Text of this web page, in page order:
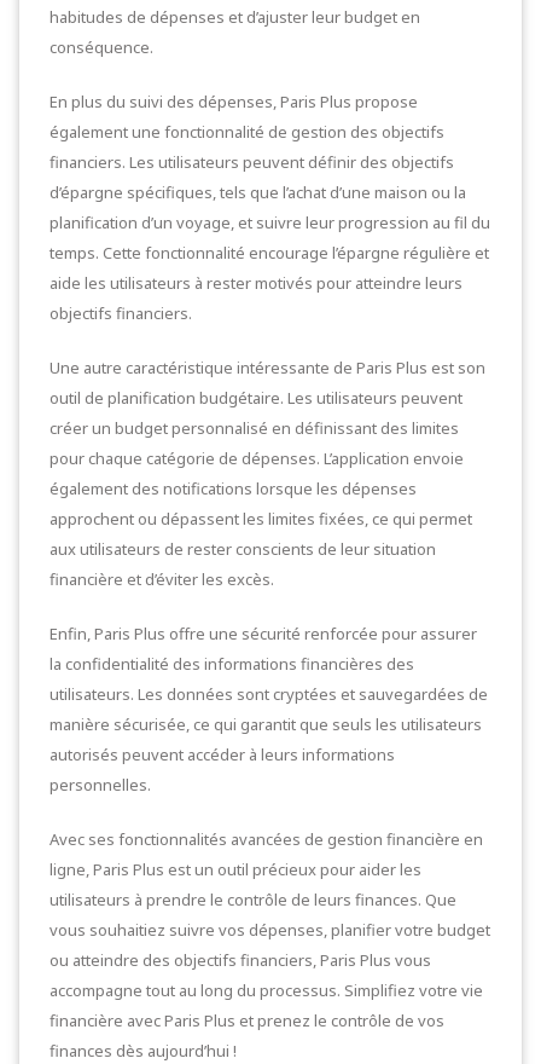
habitudes de dépenses et d’ajuster leur budget en
conséquence.
En plus du suivi des dépenses, Paris Plus propose
également une fonctionnalité de gestion des objectifs
financiers. Les utilisateurs peuvent définir des objectifs
d’épargne spécifiques, tels que l’achat d’une maison ou la
planification d’un voyage, et suivre leur progression au fil du
temps. Cette fonctionnalité encourage l’épargne régulière et
aide les utilisateurs à rester motivés pour atteindre leurs
objectifs financiers.
Une autre caractéristique intéressante de Paris Plus est son
outil de planification budgétaire. Les utilisateurs peuvent
créer un budget personnalisé en définissant des limites
pour chaque catégorie de dépenses. L’application envoie
également des notifications lorsque les dépenses
approchent ou dépassent les limites fixées, ce qui permet
aux utilisateurs de rester conscients de leur situation
financière et d’éviter les excès.
Enfin, Paris Plus offre une sécurité renforcée pour assurer
la confidentialité des informations financières des
utilisateurs. Les données sont cryptées et sauvegardées de
manière sécurisée, ce qui garantit que seuls les utilisateurs
autorisés peuvent accéder à leurs informations
personnelles.
Avec ses fonctionnalités avancées de gestion financière en
ligne, Paris Plus est un outil précieux pour aider les
utilisateurs à prendre le contrôle de leurs finances. Que
vous souhaitiez suivre vos dépenses, planifier votre budget
ou atteindre des objectifs financiers, Paris Plus vous
accompagne tout au long du processus. Simplifiez votre vie
financière avec Paris Plus et prenez le contrôle de vos
finances dès aujourd’hui !